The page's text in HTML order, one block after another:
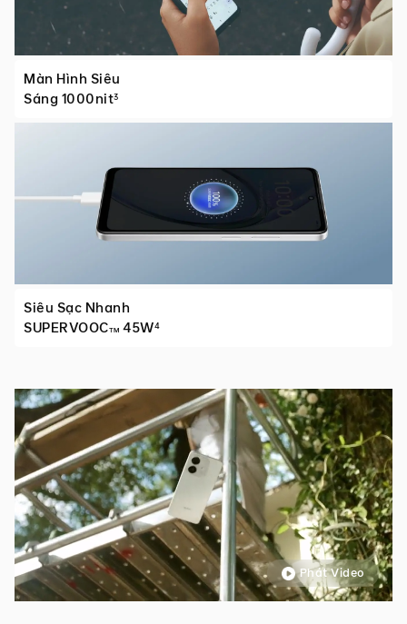
Màn Hình Siêu
Sáng 1000nit3
Siêu Sạc Nhanh
SUPERVOOCTM 45W4
Phát Video